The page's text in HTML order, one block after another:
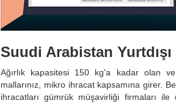
Suudi Arabistan
Ağırlık kapasitesi 150 kg'a kadar olan
mallarınız, mikro ihracat kapsamına girer.
ihracatları gümrük müşavirliği firmaları